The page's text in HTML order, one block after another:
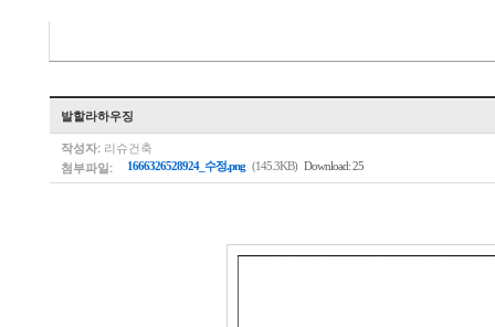
발할라하우징
작성자: 리슈건축
첨부파일:
1666326528924_수정.png (145.3KB) Download: 25